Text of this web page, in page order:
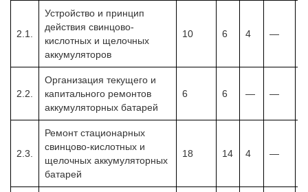
2.1.
Устройство и принцип
действия свинцово-
кислотных и щелочных
аккумуляторов
10 6 4 —
2.2.
Организация текущего и
капитального ремонтов
аккумуляторных батарей
6 6 — —
2.3.
Ремонт стационарных
свинцово-кислотных и
щелочных аккумуляторных
батарей
18 14 4 —